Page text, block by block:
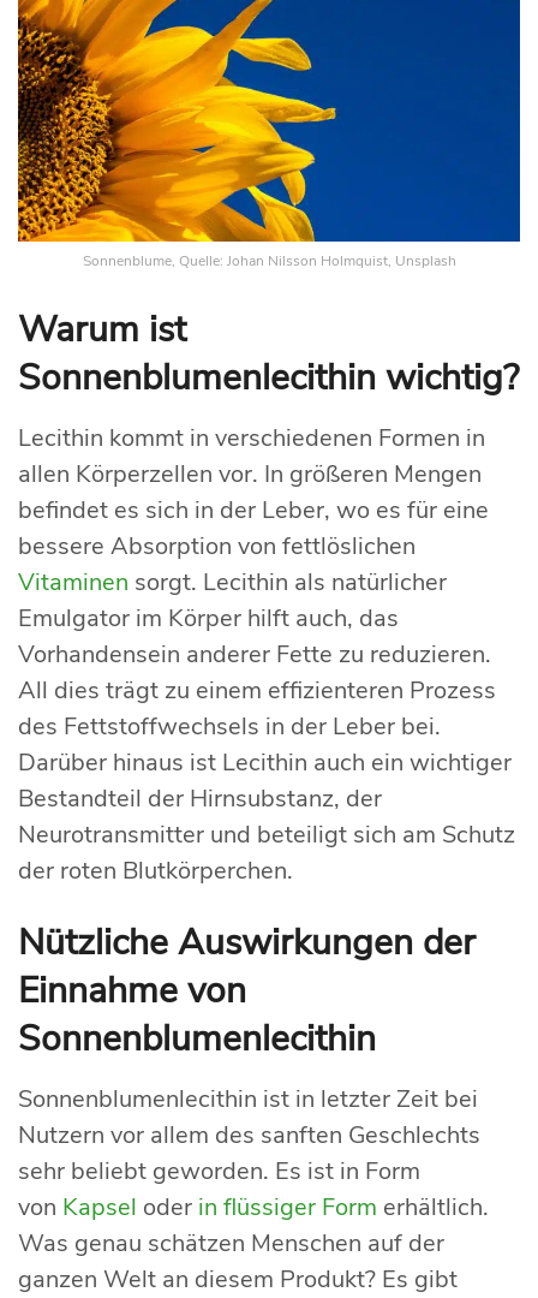
Sonnenblume, Quelle: Johan Nilsson Holmquist, Unsplash
Warum ist
Sonnenblumenlecithin wichtig?
Lecithin kommt in verschiedenen Formen in
allen Körperzellen vor. In größeren Mengen
befindet es sich in der Leber, wo es für eine
bessere Absorption von fettlöslichen
Vitaminen sorgt. Lecithin als natürlicher
Emulgator im Körper hilft auch, das
Vorhandensein anderer Fette zu reduzieren.
All dies trägt zu einem effizienteren Prozess
des Fettstoffwechsels in der Leber bei.
Darüber hinaus ist Lecithin auch ein wichtiger
Bestandteil der Hirnsubstanz, der
Neurotransmitter und beteiligt sich am Schutz
der roten Blutkörperchen.
Nützliche Auswirkungen der
Einnahme von
Sonnenblumenlecithin
Sonnenblumenlecithin ist in letzter Zeit bei
Nutzern vor allem des sanften Geschlechts
sehr beliebt geworden. Es ist in Form
von Kapsel oder in flüssiger Form erhältlich.
Was genau schätzen Menschen auf der
ganzen Welt an diesem Produkt? Es gibt